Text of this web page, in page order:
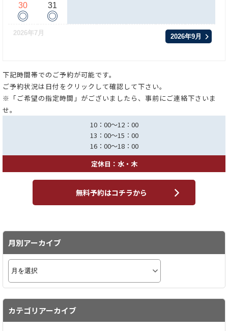
30
◎
31
◎
2026年7月 2026年9月
下記時間帯でのご予約が可能です。
ご予約状況は日付をクリックして確認して下さい。
※「ご希望の指定時間」がございましたら、事前にご連絡下さいま
せ。
10：00～12：00
13：00～15：00
16：00～18：00
定休日：水・木
無料予約はコチラから
月別アーカイブ
カテゴリアーカイブ